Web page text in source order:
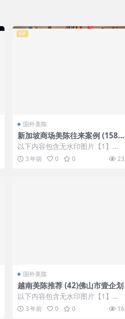
VIP
国外美陈
新加坡商场美陈往来案例 (158
2)乌鲁木齐市美陈工厂
以下内容包含无水印图片【1】张
，开通会员无障碍浏览 开通VIP会
员 3 年前 0 0 23
国外美陈
越南美陈推荐 (42)佛山市壹企划
以下内容包含无水印图片【1】张
，开通会员无障碍浏览 开通VIP会
员 3 年前 0 0 16